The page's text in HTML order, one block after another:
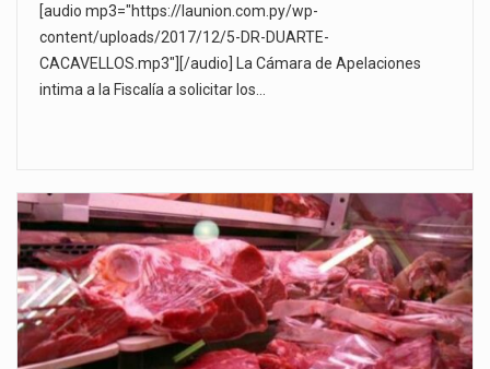
[audio mp3="https://launion.com.py/wp-
content/uploads/2017/12/5-DR-DUARTE-
CACAVELLOS.mp3"][/audio] La Cámara de Apelaciones
intima a la Fiscalía a solicitar los…